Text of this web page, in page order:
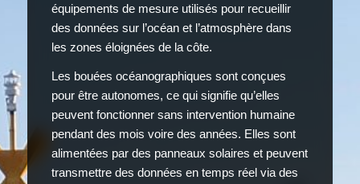
équipements de mesure utilisés pour recueillir
des données sur l’océan et l’atmosphère dans
les zones éloignées de la côte.
Les bouées océanographiques sont conçues
pour être autonomes, ce qui signifie qu’elles
peuvent fonctionner sans intervention humaine
pendant des mois voire des années. Elles sont
alimentées par des panneaux solaires et peuvent
transmettre des données en temps réel via des